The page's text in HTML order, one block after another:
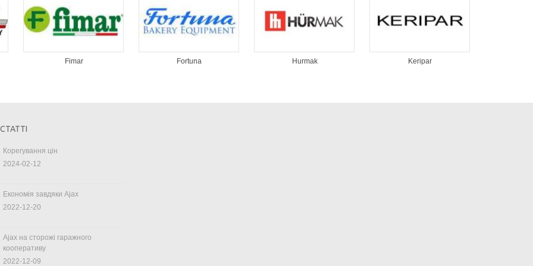
Fimar Fortuna Hurmak Keripar
Корегування цін
2024-02-12
Економія завдяки Ajax
2022-12-20
Ajax на сторожі гаражного
кооперативу
2022-12-09